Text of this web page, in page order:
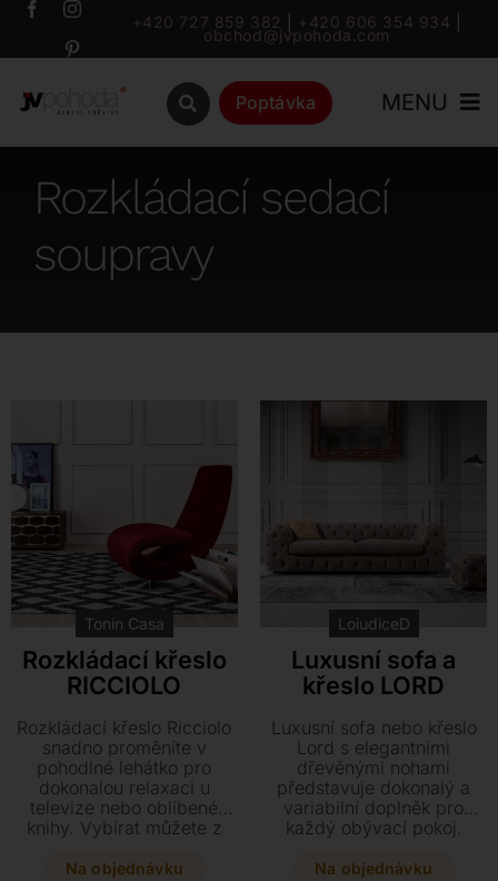
Přeskočit
+420 727 859 382 +420 606 354 934
obchod@jvpohoda.com
Poptávka MENU
Úvod
Kontakt
Rozkládací sedací
soupravy
Tonin Casa
Rozkládací křeslo
RICCIOLO
Rozkládací křeslo Ricciolo
snadno proměníte v
pohodlné lehátko pro
dokonalou relaxaci u
televize nebo oblíbené
knihy. Vybírat můžete z
sametu až po luxusní
Na objednávku
LoiudiceD
Luxusní sofa a
křeslo LORD
Luxusní sofa nebo křeslo
Lord s elegantními
dřevěnými nohami
představuje dokonalý a
variabilní doplněk pro
každý obývací pokoj.
provedení od kompaktního
Na objednávku